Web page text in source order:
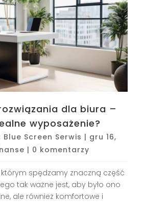
dla biura –
wyposażenie?
Blue Screen Serwis | gru 16,
| 0 komentarzy
którym spędzamy znaczną część
tak ważne jest, aby było ono
ale również komfortowe i